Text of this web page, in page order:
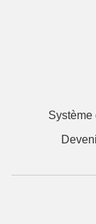
Système